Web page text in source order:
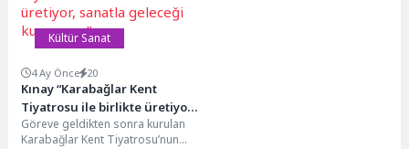
Kültür Sanat
4 Ay Önce 20
Kınay “Karabağlar Kent
Tiyatrosu ile birlikte üretiyor,
sanatla geleceği kuruyoruz”
Göreve geldikten sonra kurulan
Karabağlar Kent Tiyatrosu’nun